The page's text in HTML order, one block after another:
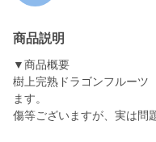
商品説明
▼商品概要
樹上完熟ドラゴンフルーツ
ます。
傷等ございますが、実は問